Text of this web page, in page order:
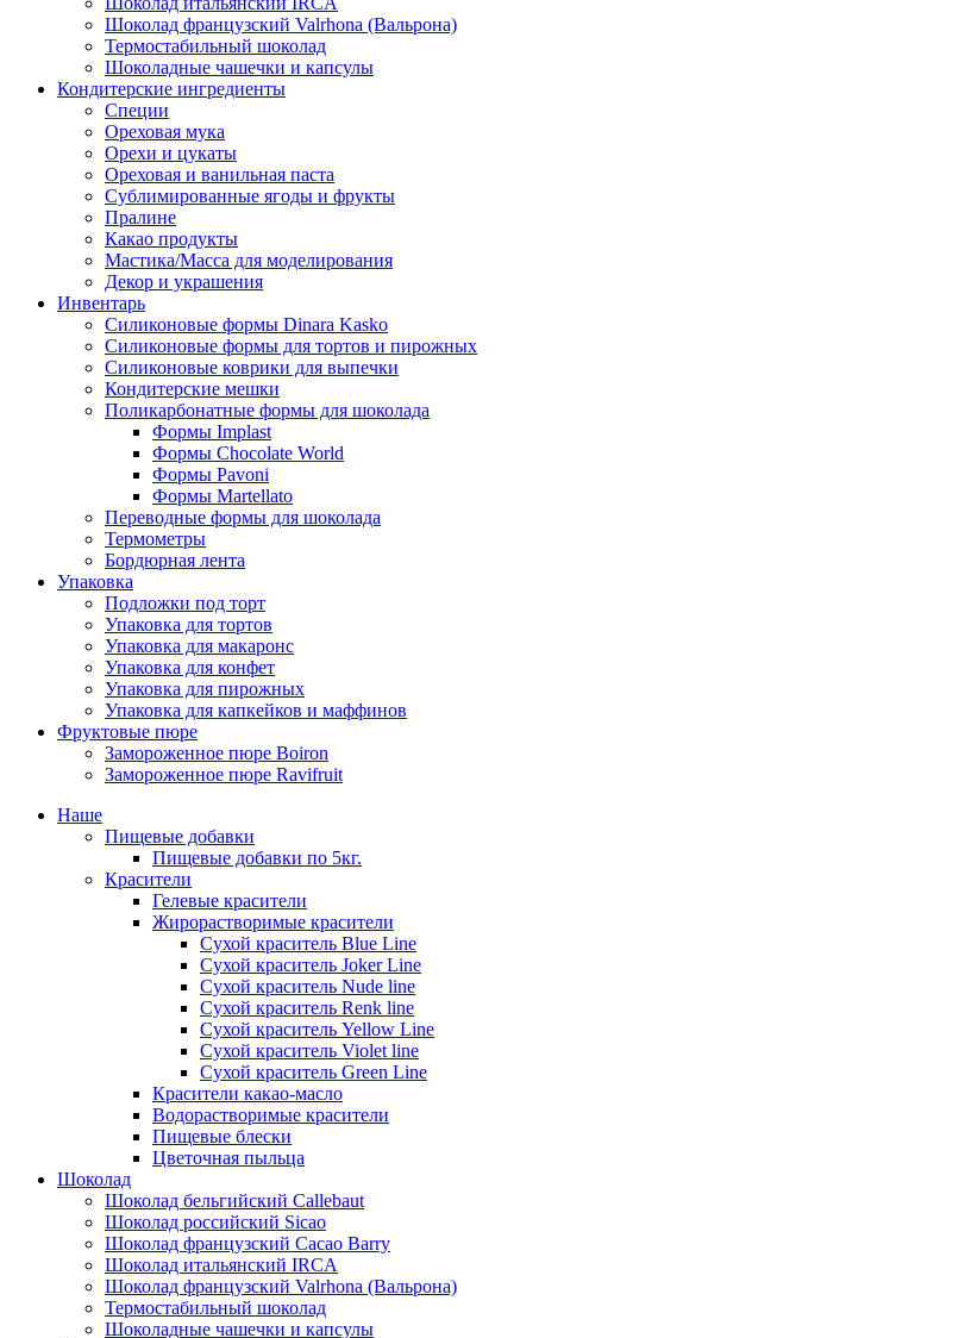
Шоколад французский Valrhona (Вальрона)
Термостабильный шоколад
Шоколадные чашечки и капсулы
Кондитерские ингредиенты
Специи
Ореховая мука
Орехи и цукаты
Ореховая и ванильная паста
Сублимированные ягоды и фрукты
Пралине
Какао продукты
Мастика/Масса для моделирования
Декор и украшения
Инвентарь
Силиконовые формы Dinara Kasko
Силиконовые формы для тортов и пирожных
Силиконовые коврики для выпечки
Кондитерские мешки
Поликарбонатные формы для шоколада
Формы Implast
Формы Chocolate World
Формы Pavoni
Формы Martellato
Переводные формы для шоколада
Термометры
Бордюрная лента
Упаковка
Подложки под торт
Упаковка для тортов
Упаковка для макаронс
Упаковка для конфет
Упаковка для пирожных
Упаковка для капкейков и маффинов
Фруктовые пюре
Замороженное пюре Boiron
Замороженное пюре Ravifruit
Наше
Пищевые добавки
Пищевые добавки по 5кг.
Красители
Гелевые красители
Жирорастворимые красители
Сухой краситель Blue Line
Сухой краситель Joker Line
Сухой краситель Nude line
Сухой краситель Renk line
Сухой краситель Yellow Line
Сухой краситель Violet line
Сухой краситель Green Line
Красители какао-масло
Водорастворимые красители
Пищевые блески
Цветочная пыльца
Шоколад
Шоколад бельгийский Callebaut
Шоколад российский Sicao
Шоколад французский Cacao Barry
Шоколад итальянский IRCA
Шоколад французский Valrhona (Вальрона)
Термостабильный шоколад
Шоколадные чашечки и капсулы